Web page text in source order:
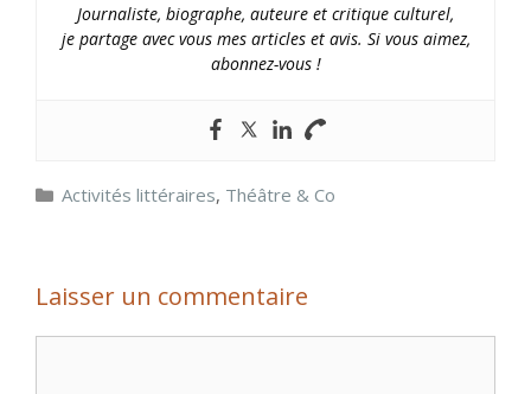
Journaliste, biographe, auteure et critique culturel,
je partage avec vous mes articles et avis. Si vous aimez,
abonnez-vous !
Catégories
Activités littéraires, Théâtre & Co
Laisser un commentaire